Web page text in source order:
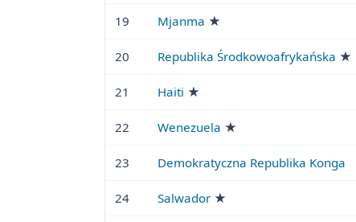
19 Mjanma ★
20 Republika Środkowoafrykańska ★
21 Haiti ★
22 Wenezuela ★
23 Demokratyczna Republika Konga
24 Salwador ★